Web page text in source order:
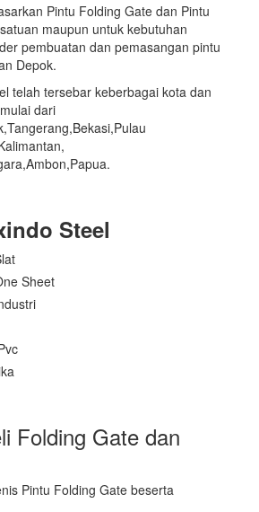
Pintu Folding Gate dan Pintu
maupun untuk kebutuhan
pembuatan dan pemasangan pintu
Depok.
telah tersebar keberbagai kota dan
dari
Steel
Sheet
Folding Gate dan
Pintu Folding Gate beserta